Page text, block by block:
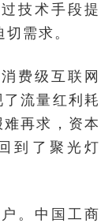
技术手段提
需求。
费级互联网
流量红利耗
再求，资本
到了聚光灯
。中国工商